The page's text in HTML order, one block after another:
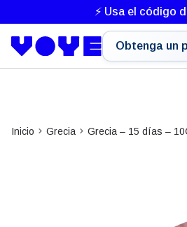
⚡ Usa el código
Obtenga un
Inicio Grecia Grecia – 15 días –